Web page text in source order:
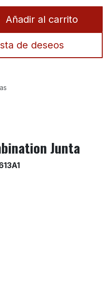
Añadir al carrito
de deseos
Junta